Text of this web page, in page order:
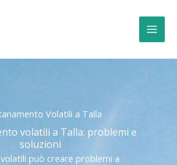
Volatili a Talla
volatili a Talla: problemi e
soluzioni
può creare problemi a